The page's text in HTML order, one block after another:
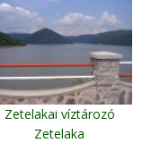
Zetelakai víztározó
Zetelaka